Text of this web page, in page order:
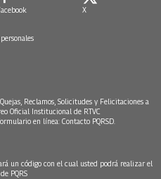
X
Reclamos, Solicitudes y Felicitaciones a
Oficial Institucional de RTVC
en línea: Contacto PQRSD.
un código con el cual usted podrá realizar el
PQRS